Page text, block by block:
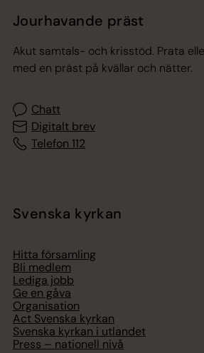
Jourhavande präst
Akut samtals- och krisstöd. Prata
med en präst på kvällar och nätter.
Chatt
Digitalt brev
Telefon 112
Svenska kyrkan
Hitta församling
Bli medlem
Lediga jobb
Ge en gåva
Organisation
Act Svenska kyrkan
Svenska kyrkan i utlandet
Press – nationell nivå